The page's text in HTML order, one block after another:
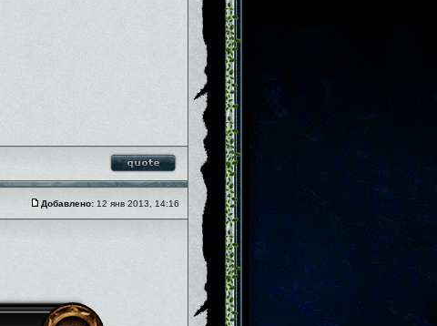
Добавлено: 12 янв 2013, 14:16